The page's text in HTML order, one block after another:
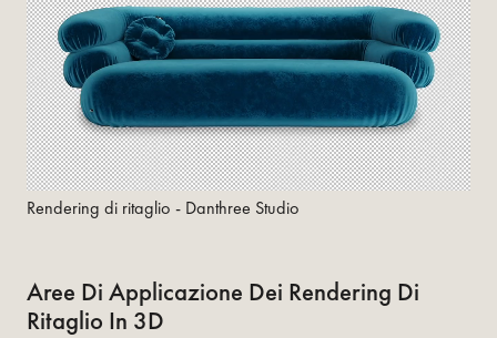
Rendering di ritaglio - Danthree Studio
Aree Di Applicazione Dei Rendering Di
Ritaglio In 3D